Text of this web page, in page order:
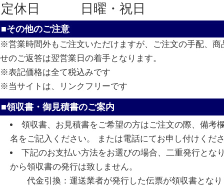
定休日 日曜・祝日
■その他のご注意
※営業時間外もご注文いただけますが、ご注文の手配、商
せのご返答は翌営業日の着手となります。
※表記価格は全て税込みです
※当サイトは、リンクフリーです
■領収書・御見積書のご案内
領収書、お見積書をご希望の方はご注文の際、備考
名をご記入ください。 または電話にてお申し付けくだ
下記のお支払い方法をお選びの場合、二重発行とな
から領収書の発行は致しません。
代金引換：運送業者が発行した伝票が領収書となり